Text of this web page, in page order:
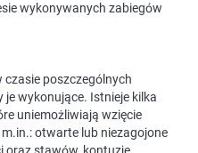
wykonywanych zabiegów
poszczególnych
wykonujące. Istnieje kilka
uniemożliwiają wzięcie
otwarte lub niezagojone